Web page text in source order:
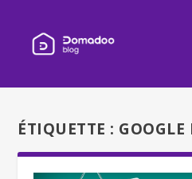
ÉTIQUETTE : GOOGLE